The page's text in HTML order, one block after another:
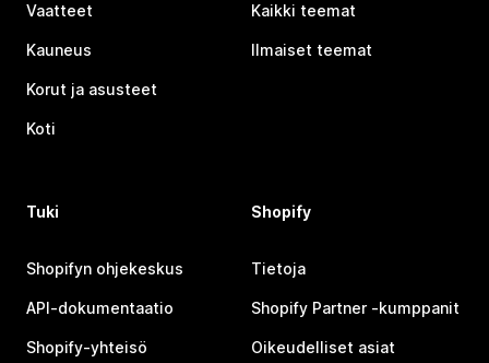
Vaatteet
Kauneus
Korut ja asusteet
Koti
Kaikki teemat
Ilmaiset teemat
Tuki
Shopifyn ohjekeskus
API-dokumentaatio
Shopify-yhteisö
Shopify
Tietoja
Shopify Partner ‑kumppanit
Oikeudelliset asiat